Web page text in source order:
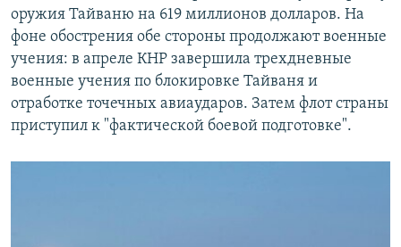
оружия Тайваню на 619 миллионов долларов. На
фоне обострения обе стороны продолжают военные
учения: в апреле КНР завершила трехдневные
военные учения по блокировке Тайваня и
отработке точечных авиаударов. Затем флот страны
приступил к "фактической боевой подготовке".